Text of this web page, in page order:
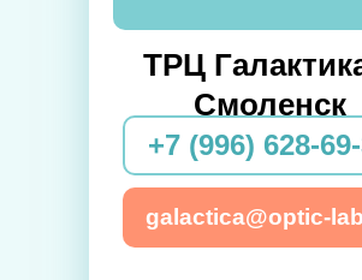
+7 (996) 628-
galactica@optic-
ТРЦ
Смоленск